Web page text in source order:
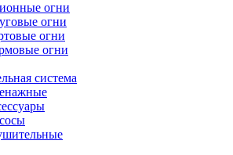
огни
огни
огни
огни
система